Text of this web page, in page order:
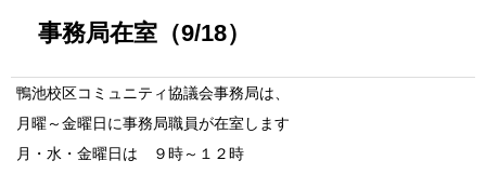
事務局在室（9/18）
鴨池校区コミュニティ協議会事務局は、
月曜～金曜日に事務局職員が在室します
月・水・金曜日は ９時～１２時